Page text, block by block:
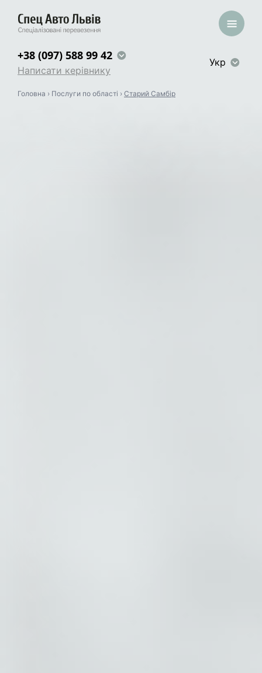
+38 (097) 588 99 42
Написати керівнику
Укр
Головна › Послуги по області › Старий Самбір